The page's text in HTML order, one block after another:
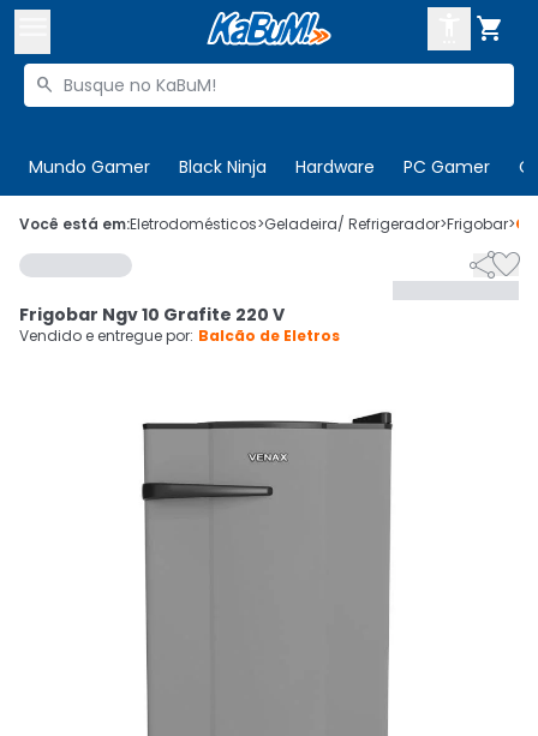

Buscar produtos

Mundo Gamer Black Ninja Hardware PC Gamer
 Olá. Acesse sua conta
 Departamentos
Cupons
Ativar tradutor em libras
CADASTRE-SE
Você está em:Eletrodomésticos>Geladeira/ Refrigerador>Frigobar>

Frigobar Ngv 10 Grafite 220 V
Vendido e entregue por: Balcão de Eletros